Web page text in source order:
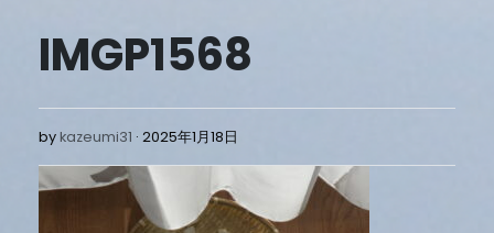
IMGP1568
bykazeumi31 2025年1月18日
月
18